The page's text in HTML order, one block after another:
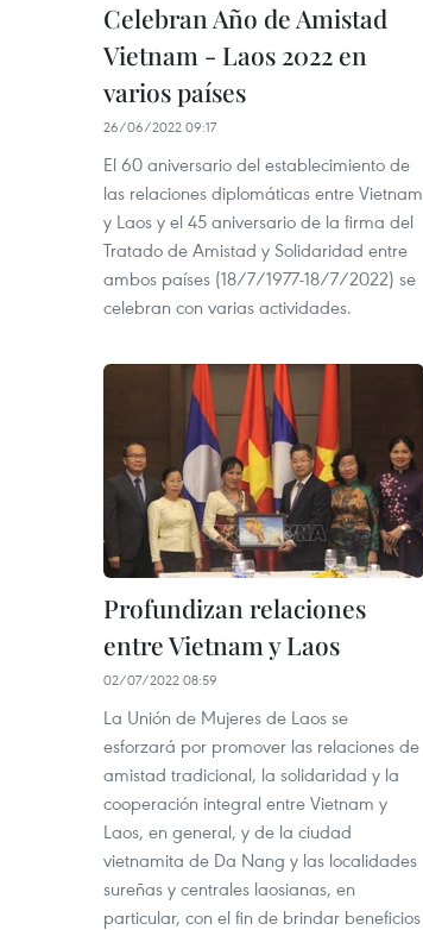
Celebran Año de Amistad
Vietnam - Laos 2022 en
varios países
26/06/2022 09:17
El 60 aniversario del establecimiento de
las relaciones diplomáticas entre Vietnam
y Laos y el 45 aniversario de la firma del
Tratado de Amistad y Solidaridad entre
ambos países (18/7/1977-18/7/2022) se
celebran con varias actividades.
Profundizan relaciones
entre Vietnam y Laos
02/07/2022 08:59
La Unión de Mujeres de Laos se
esforzará por promover las relaciones de
amistad tradicional, la solidaridad y la
cooperación integral entre Vietnam y
Laos, en general, y de la ciudad
vietnamita de Da Nang y las localidades
sureñas y centrales laosianas, en
particular, con el fin de brindar beneficios